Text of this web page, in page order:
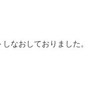
なおしておりました。